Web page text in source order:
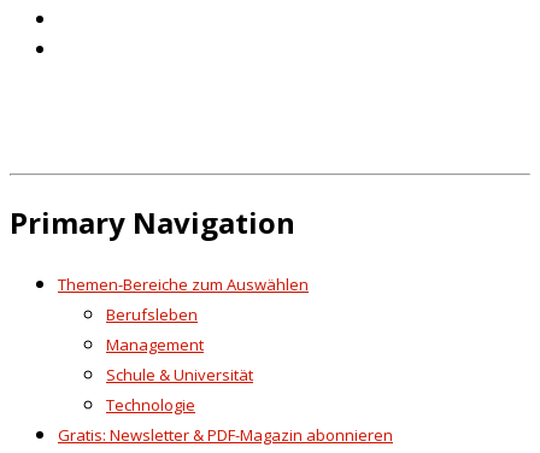
Primary Navigation
Themen-Bereiche zum Auswählen
Berufsleben
Management
Schule & Universität
Technologie
Gratis: Newsletter & PDF-Magazin abonnieren